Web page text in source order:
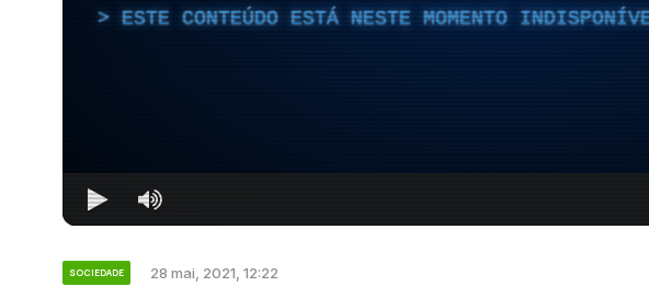
ESTE CONTEÚDO ESTÁ NESTE MOMENTO
SOCIEDADE 28 mai, 2021, 12:22